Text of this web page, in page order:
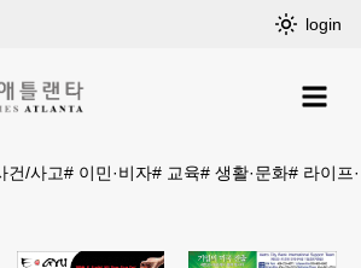
login
건/사고# 이민·비자# 교육# 생활·문화# 라이프